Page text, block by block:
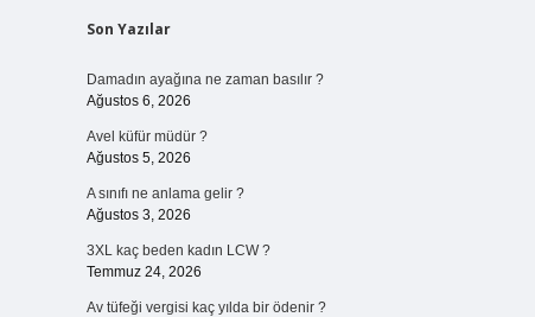
Sidebar
Son Yazılar
Damadın ayağına ne zaman basılır ?
Ağustos 6, 2026
Avel küfür müdür ?
Ağustos 5, 2026
A sınıfı ne anlama gelir ?
Ağustos 3, 2026
3XL kaç beden kadın LCW ?
Temmuz 24, 2026
Av tüfeği vergisi kaç yılda bir ödenir ?